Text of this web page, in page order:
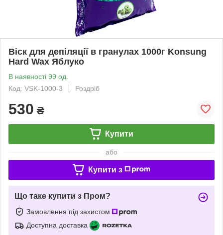
Віск для депіляції в гранулах 1000г Konsung
Hard Wax Яблуко
В наявності 99 од.
Код: VSK-1000-3
Роздріб
530 ₴
Купити
або
Купити з
Що таке купити з Пром?
Замовлення під захистом
Доступна доставка